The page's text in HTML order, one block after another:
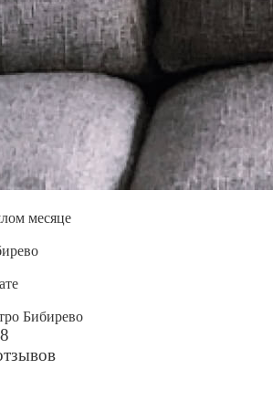
месяце
Бибирево